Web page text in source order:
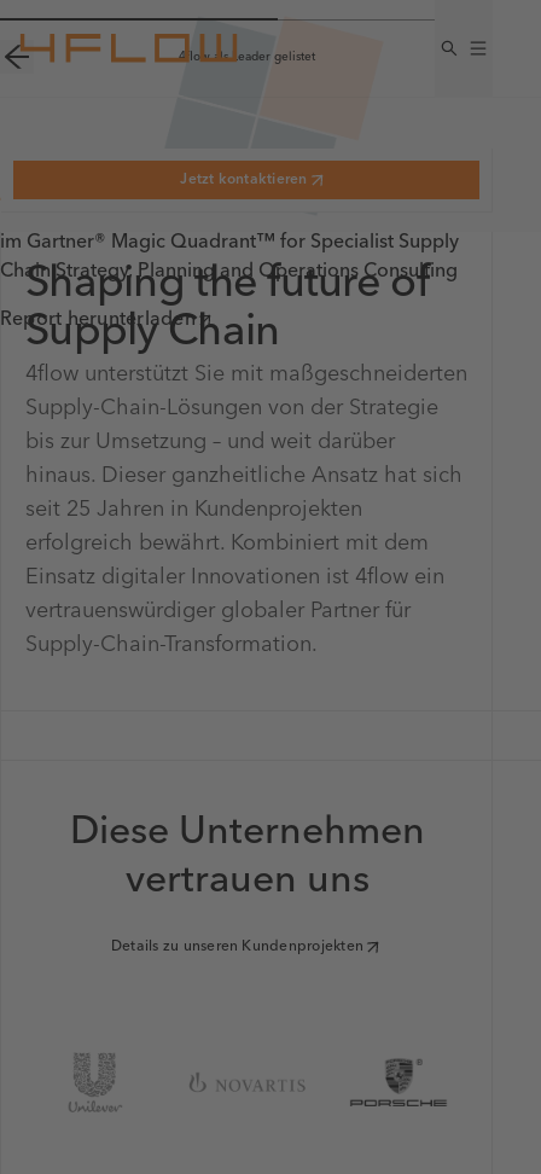
4flow als Leader gelistet
im Gartner® Magic Quadrant™ for Specialist Supply
Chain Strategy, Planning and Operations Consulting
Report herunterladen
4flow:Leader für 4PL-
Dienstleistungen
4flow wurde als Leader im "2025 Gartner® Magic
Quadrant™ for Fourth-Party Logistics" aufgeführt
Mehr erfahren
4flow als Leader gelistet
Shaping the future of
Supply Chain
4flow unterstützt Sie mit maßgeschneiderten
Supply-Chain-Lösungen von der Strategie
bis zur Umsetzung – und weit darüber
hinaus. Dieser ganzheitliche Ansatz hat sich
seit 25 Jahren in Kundenprojekten
erfolgreich bewährt. Kombiniert mit dem
Einsatz digitaler Innovationen ist 4flow ein
vertrauenswürdiger globaler Partner für
Supply-Chain-Transformation.
Jetzt kontaktieren
Diese Unternehmen
vertrauen uns
Details zu unseren Kundenprojekten